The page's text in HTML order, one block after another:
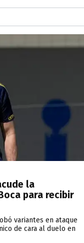
la
para recibir
variantes en ataque
de cara al duelo en